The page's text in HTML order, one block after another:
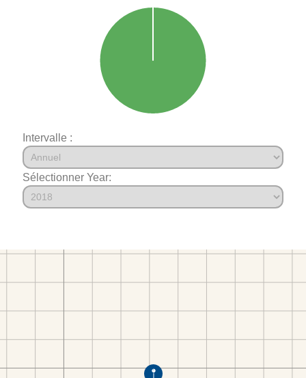
Intervalle :
Sélectionner Year: